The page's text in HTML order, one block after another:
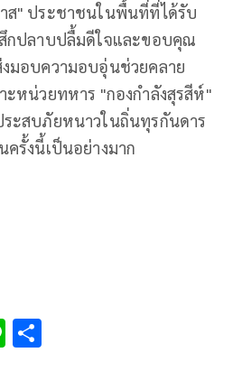
ส" ประชาชนในพื้นที่ที่ได้รับ
กปลาบปลื้มดีใจและขอบคุณ
มอบความอบอุ่นช่วยคลาย
ะหน่วยทหาร "กองกำลังสุรสีห์"
ระสบภัยหนาวในถิ่นทุรกันดาร
ครั้งนี้เป็นอย่างมาก
Li